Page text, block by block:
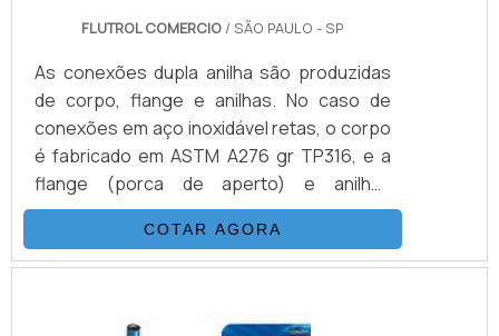
FLUTROL COMERCIO / SÃO PAULO - SP
As conexões dupla anilha são produzidas
de corpo, flange e anilhas. No caso de
conexões em aço inoxidável retas, o corpo
é fabricado em ASTM A276 gr TP316, e a
flange (porca de aperto) e anilhas
(dianteira e traseira) também é fabricada
em ASTM A276 gr TP316, porém, com
tratamento de nitretação na anilha
O PRODUTOEste tipo de produto garante
COTAR AGORA